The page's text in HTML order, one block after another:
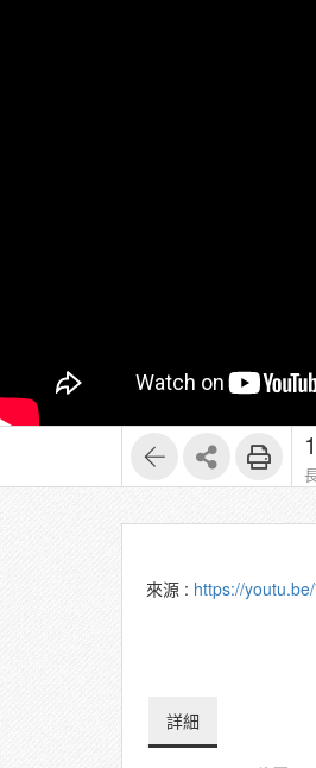
來源 : https://
詳細